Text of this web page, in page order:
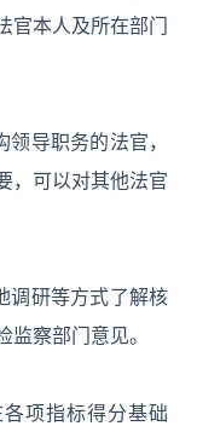
官本人及所在部门
导职务的法官，
，可以对其他法官
调研等方式了解核
察部门意见。
项指标得分基础